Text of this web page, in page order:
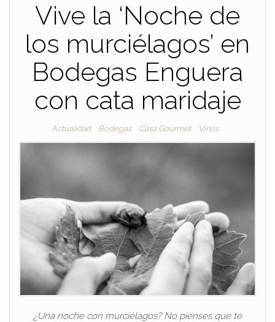
Vive la ‘Noche de
los murciélagos’ en
Bodegas Enguera
con cata maridaje
Actualidad Bodegas Casa Gourmet Vinos
¿Una noche con murciélagos? No pienses que te